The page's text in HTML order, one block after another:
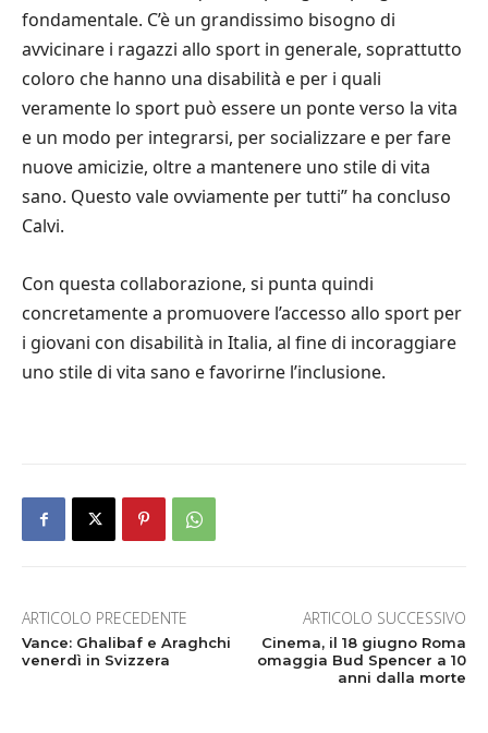
fondamentale. C’è un grandissimo bisogno di
avvicinare i ragazzi allo sport in generale, soprattutto
coloro che hanno una disabilità e per i quali
veramente lo sport può essere un ponte verso la vita
e un modo per integrarsi, per socializzare e per fare
nuove amicizie, oltre a mantenere uno stile di vita
sano. Questo vale ovviamente per tutti” ha concluso
Calvi.
Con questa collaborazione, si punta quindi
concretamente a promuovere l’accesso allo sport per
i giovani con disabilità in Italia, al fine di incoraggiare
uno stile di vita sano e favorirne l’inclusione.
ARTICOLO PRECEDENTE
Vance: Ghalibaf e Araghchi
venerdì in Svizzera
ARTICOLO SUCCESSIVO
Cinema, il 18 giugno Roma
omaggia Bud Spencer a 10
anni dalla morte